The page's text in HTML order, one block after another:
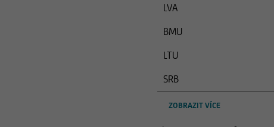
LVA
BMU
LTU
SRB
ZOBRAZIT VÍCE